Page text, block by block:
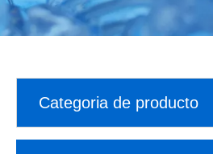
Categoria de producto